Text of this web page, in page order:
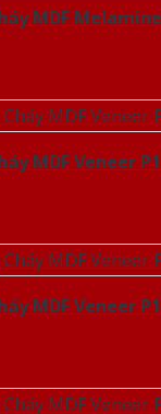
MDF
MDF Veneer
MDF Veneer